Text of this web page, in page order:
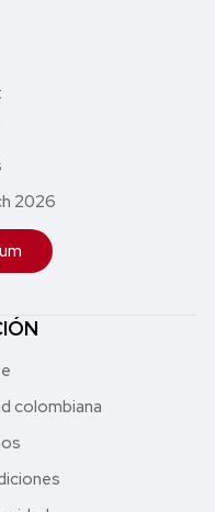
2026
colombiana